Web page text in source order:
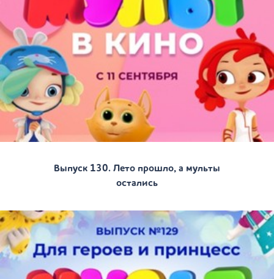
Выпуск 130. Лето прошло, а мульты
остались